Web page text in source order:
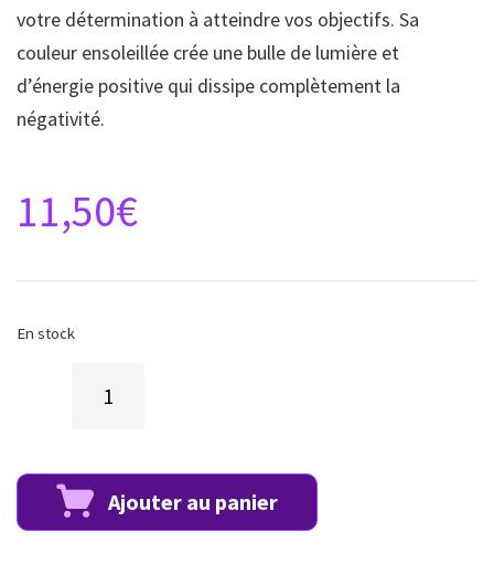
votre détermination à atteindre vos objectifs. Sa
couleur ensoleillée crée une bulle de lumière et
d’énergie positive qui dissipe complètement la
négativité.
11,50€
En stock
Ajouter au panier